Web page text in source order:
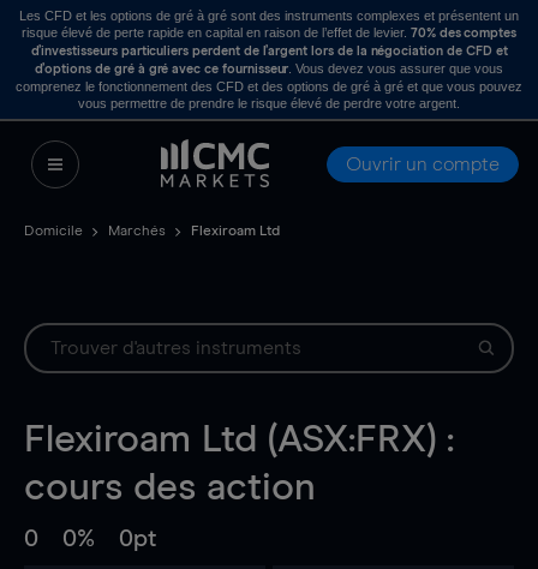
Les CFD et les options de gré à gré sont des instruments complexes et présentent un
risque élevé de perte rapide en capital en raison de l’effet de levier. 70% des comptes
d’investisseurs particuliers perdent de l’argent lors de la négociation de CFD et
d’options de gré à gré avec ce fournisseur . Vous devez vous assurer que vous
comprenez le fonctionnement des CFD et des options de gré à gré et que vous pouvez
vous permettre de prendre le risque élevé de perdre votre argent.
Ouvrir un compte
Domicile Marchés Flexiroam Ltd
Flexiroam Ltd (ASX:FRX) :
cours des action
0 0% 0pt